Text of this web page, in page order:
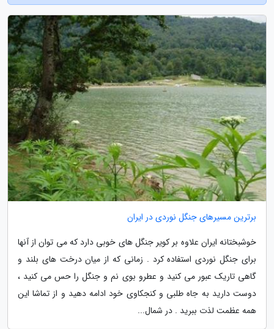
برترین مسیرهای جنگل نوردی در ایران
خوشبختانه ایران علاوه بر کویر جنگل های خوبی دارد که می توان از آنها
برای جنگل نوردی استفاده کرد . زمانی که از میان درخت های بلند و
گاهی تاریک عبور می کنید و عطرو بوی نم و جنگل را حس می کنید ،
دوست دارید به جاه طلبی و کنجکاوی خود ادامه دهید و از تماشا این
همه عظمت لذت ببرید . در شمال...